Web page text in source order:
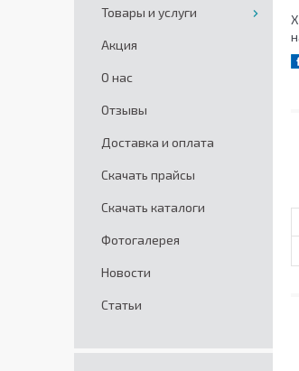
Товары и услуги
Акция
О нас
Отзывы
Доставка и оплата
Скачать прайсы
Скачать каталоги
Фотогалерея
Новости
Статьи